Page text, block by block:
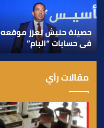
حصيلة حنيش تعزز موقعه
في حسابات “البام”
للاستحقاقات التشريعية..
مقالات رأي